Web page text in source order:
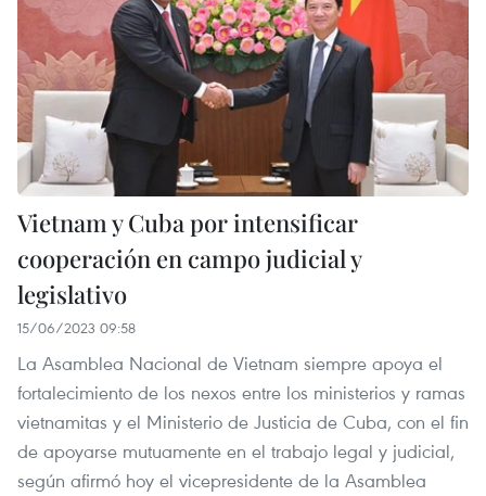
Vietnam y Cuba por intensificar
cooperación en campo judicial y
legislativo
15/06/2023 09:58
La Asamblea Nacional de Vietnam siempre apoya el
fortalecimiento de los nexos entre los ministerios y ramas
vietnamitas y el Ministerio de Justicia de Cuba, con el fin
de apoyarse mutuamente en el trabajo legal y judicial,
según afirmó hoy el vicepresidente de la Asamblea